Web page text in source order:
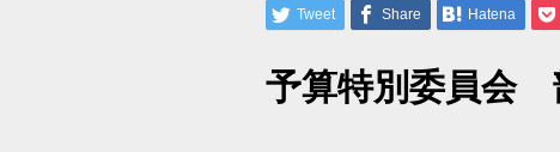
Tweet Share Hatena
予算特別委員会